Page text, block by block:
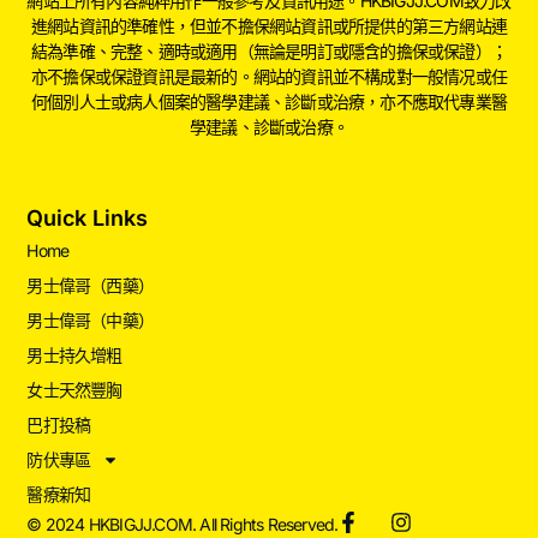
進網站資訊的準確性，但並不擔保網站資訊或所提供的第三方網站連
結為準確、完整、適時或適用（無論是明訂或隱含的擔保或保證）；
亦不擔保或保證資訊是最新的。網站的資訊並不構成對一般情况或任
何個別人士或病人個案的醫學建議、診斷或治療，亦不應取代專業醫
學建議、診斷或治療。
Quick Links
Home
男士偉哥（西藥）
男士偉哥（中藥）
男士持久增粗
女士天然豐胸
巴打投稿
防伏專區
醫療新知
© 2024 HKBIGJJ.COM. All Rights Reserved.